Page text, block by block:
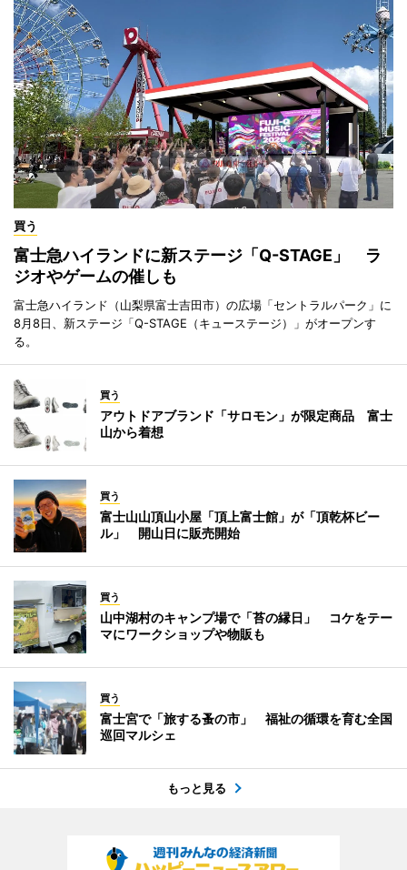
買う
富士急ハイランドに新ステージ「Q-STAGE」 ラ
ジオやゲームの催しも
富士急ハイランド（山梨県富士吉田市）の広場「セントラルパーク」に
8月8日、新ステージ「Q-STAGE（キューステージ）」がオープンす
る。
買う
アウトドアブランド「サロモン」が限定商品 富士
山から着想
買う
富士山山頂山小屋「頂上富士館」が「頂乾杯ビー
ル」 開山日に販売開始
買う
山中湖村のキャンプ場で「苔の縁日」 コケをテー
マにワークショップや物販も
買う
富士宮で「旅する蚤の市」 福祉の循環を育む全国
巡回マルシェ
もっと見る